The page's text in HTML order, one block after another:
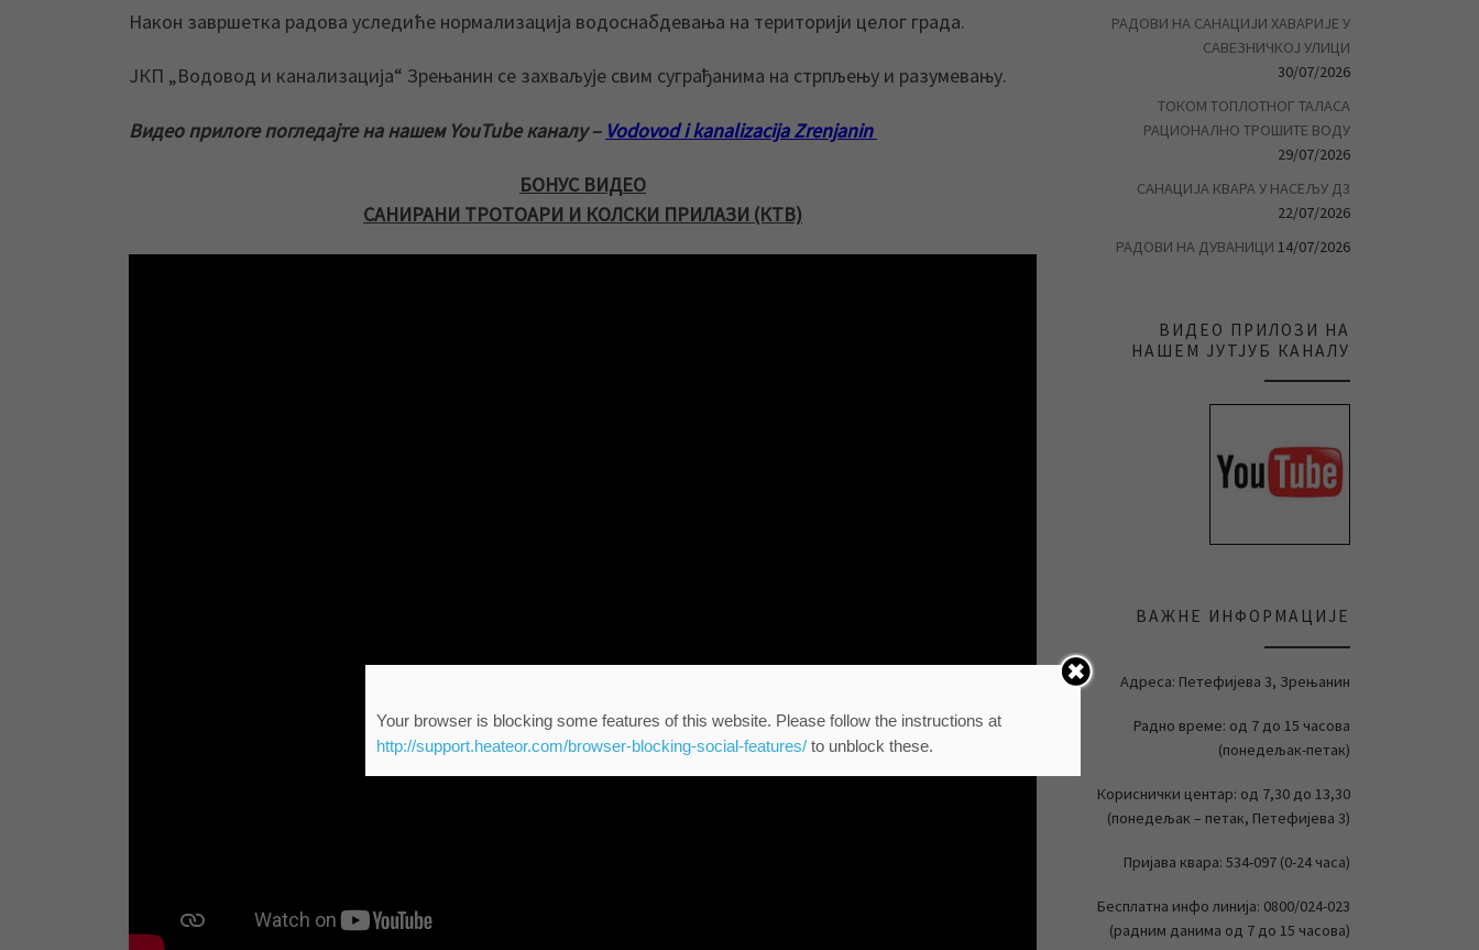
Након завршетка радова уследиће нормализација водоснабдевања на територији целог града.
ЈКП „Водовод и канализација“ Зрењанин се захваљује свим суграђанима на стрпљењу и разумевању.
Видео прилоге погледајте на нашем YouTube каналу – Vodovod i kanalizacija Zrenjanin
БОНУС ВИДЕО
САНИРАНИ ТРОТОАРИ И КОЛСКИ ПРИЛАЗИ (КТВ)
РАДОВИ НА САНАЦИЈИ ХАВАРИЈЕ У
САВЕЗНИЧКОЈ УЛИЦИ
30/07/2026
ТОКОМ ТОПЛОТНОГ ТАЛАСА
РАЦИОНАЛНО ТРОШИТЕ ВОДУ
29/07/2026
САНАЦИЈА КВАРА У НАСЕЉУ Д3
22/07/2026
РАДОВИ НА ДУВАНИЦИ 14/07/2026
ВИДЕО ПРИЛОЗИ НА
НАШЕМ ЈУТЈУБ КАНАЛУ
ВАЖНЕ ИНФОРМАЦИЈЕ
Адреса: Петефијева 3, Зрењанин
Радно време: од 7 до 15 часова
(понедељак-петак)
Кориснички центар: од 7,30 до 13,30
(понедељак – петак, Петефијева 3)
Пријава квара: 534-097 (0-24 часа)
Бесплатна инфо линија: 0800/024-023
(радним данима од 7 до 15 часова)
Your browser is blocking some features of this website. Please follow the instructions at
http://support.heateor.com/browser-blocking-social-features/to unblock these.